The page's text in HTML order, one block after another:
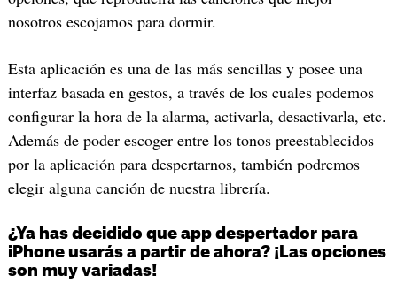
nosotros escojamos para dormir.
Esta aplicación es una de las más sencillas y posee una
interfaz basada en gestos, a través de los cuales podemos
configurar la hora de la alarma, activarla, desactivarla, etc.
Además de poder escoger entre los tonos preestablecidos
por la aplicación para despertarnos, también podremos
elegir alguna canción de nuestra librería.
¿Ya has decidido que app despertador para
iPhone usarás a partir de ahora? ¡Las opciones
son muy variadas!